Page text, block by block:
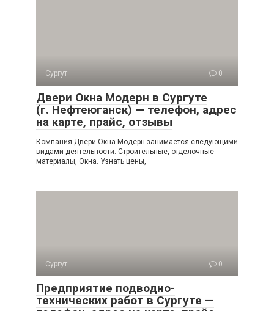
Сургут 0
Двери Окна Модерн в Сургуте
(г. Нефтеюганск) — телефон, адрес
на карте, прайс, отзывы
Компания Двери Окна Модерн занимается следующими
видами деятельности: Строительные, отделочные
материалы, Окна. Узнать цены,
Сургут 0
Предприятие подводно-
технических работ в Сургуте —